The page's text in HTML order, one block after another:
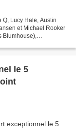
Q, Lucy Hale, Austin
et Michael Rooker
Blumhouse),
le 5